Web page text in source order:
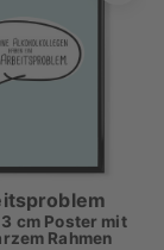
cm Poster mit
Rahmen